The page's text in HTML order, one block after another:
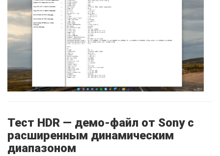
Тест HDR — демо-файл от Sony с
расширенным динамическим
диапазоном